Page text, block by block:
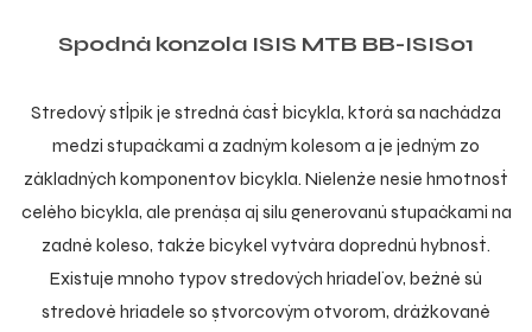
Spodná konzola ISIS MTB BB-ISIS01
Stredový stĺpik je stredná časť bicykla, ktorá sa nachádza
medzi stupačkami a zadným kolesom a je jedným zo
základných komponentov bicykla. Nielenže nesie hmotnosť
celého bicykla, ale prenáša aj silu generovanú stupačkami na
zadné koleso, takže bicykel vytvára doprednú hybnosť.
Existuje mnoho typov stredových hriadeľov, bežné sú
stredové hriadele so štvorcovým otvorom, drážkované